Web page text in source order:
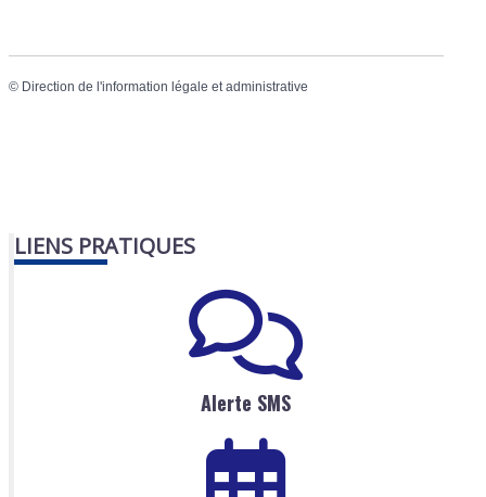
© Direction de l'information légale et administrative
LIENS PRATIQUES
Alerte SMS